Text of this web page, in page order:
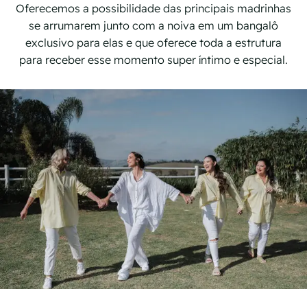
Oferecemos a possibilidade das principais madrinhas
se arrumarem junto com a noiva em um bangalô
exclusivo para elas e que oferece toda a estrutura
para receber esse momento super íntimo e especial.